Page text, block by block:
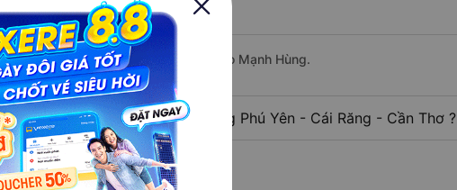
- Cần Thơ có giá rẻ nhất?
giá là 660.000 đồng của nhà xe Thảo Mạnh Hùng.
xe đang khai thác tuyến đường Phú Yên - Cái Răng - Cần Thơ ?
khai thác tuyến đường.